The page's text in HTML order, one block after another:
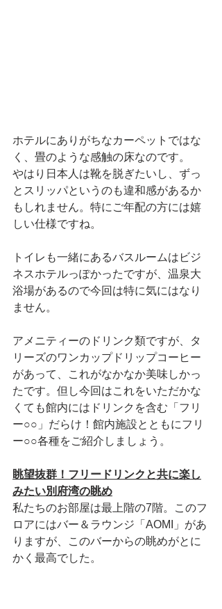
ホテルにありがちなカーペットではな
く、畳のような感触の床なのです。
やはり日本人は靴を脱ぎたいし、ずっ
とスリッパというのも違和感があるか
もしれません。特にご年配の方には嬉
しい仕様ですね。
トイレも一緒にあるバスルームはビジ
ネスホテルっぽかったですが、温泉大
浴場があるので今回は特に気にはなり
ません。
アメニティーのドリンク類ですが、タ
リーズのワンカップドリップコーヒー
があって、これがなかなか美味しかっ
たです。但し今回はこれをいただかな
くても館内にはドリンクを含む「フリ
ー○○」だらけ！館内施設とともにフリ
ー○○各種をご紹介しましょう。
眺望抜群！フリードリンクと共に楽し
みたい別府湾の眺め
私たちのお部屋は最上階の7階。このフ
ロアにはバー＆ラウンジ「AOMI」があ
りますが、このバーからの眺めがとに
かく最高でした。